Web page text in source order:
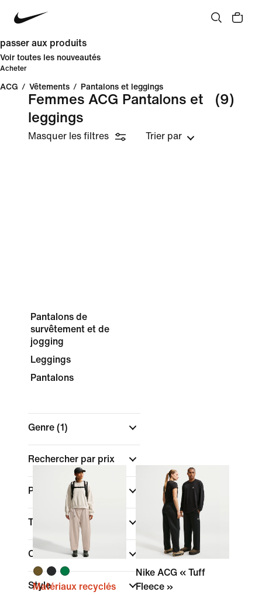
passer aux produits
Voir toutes les nouveautés
Acheter
ACG / Vêtements / Pantalons et leggings
Femmes ACG Pantalons et
leggings
(9)
Masquer les filtres Trier par
Pantalons de
survêtement et de
jogging
Leggings
Pantalons
Genre (1)
Rechercher par prix
Promotions et offres
Taille / Pointure
Couleur
Style
Matériaux recyclés
Nike ACG « Tuff
Fleece »